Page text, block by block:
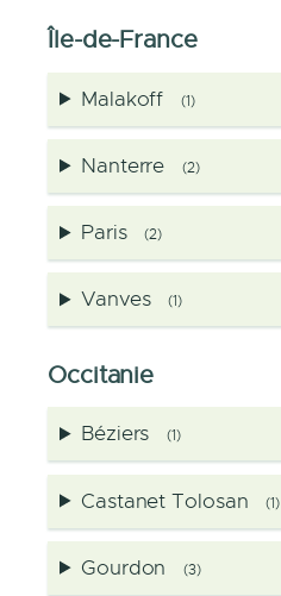
Île-de-France
Malakoff (1)
Nanterre (2)
Paris (2)
Vanves (1)
Occitanie
Béziers (1)
Castanet Tolosan (1)
Gourdon (3)